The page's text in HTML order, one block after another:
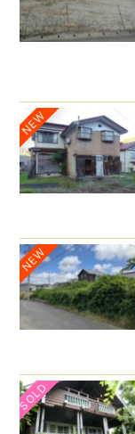
NEW
NEW
SOLD